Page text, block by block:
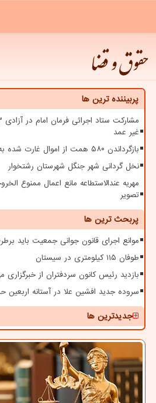
حقوق و قضا
پربیننده ترین ها
غیر عمد
بازگرداندن ۵۸۰ همت از اموال غارت شده به بیت المال
نخل گردانی شهر جنگل شهرستان رشتخوار
مهریه عندالاستطاعه مانع اعمال ممنوع
تصویر
پربحث ترین ها
موانع اجرای قانون جوانی جمعیت باید
طوفان ۱۱۵ کیلومتری در سیستان
بازدید رئیس کانون سردفتران از خبرگزاری
سروده جدید افشین علا در آستانه اربعین
جدیدترین ها